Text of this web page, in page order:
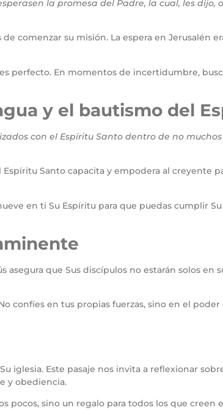
la promesa del Padre, la cual, les dijo,
comenzar su misión. La espera en Jerusalén
perfecto. En momentos de incertidumbre,
y el bautismo del
con el Espíritu Santo dentro de no muchos
Santo capacita y empodera al creyente
en ti Su Espíritu para que puedas cumplir
que Sus discípulos no estarán solos en
confíes en tus propias fuerzas, sino en el poder
iglesia. Este pasaje nos invita a reflexionar
y obediencia.
sino un regalo para todos los que creen